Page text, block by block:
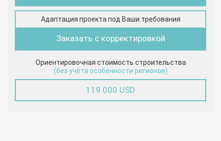
Адаптация проекта под Ваши требования
Заказать с корректировкой
Ориентировочная стоимость строительства
(без учёта особенности регионов)
119 000 USD